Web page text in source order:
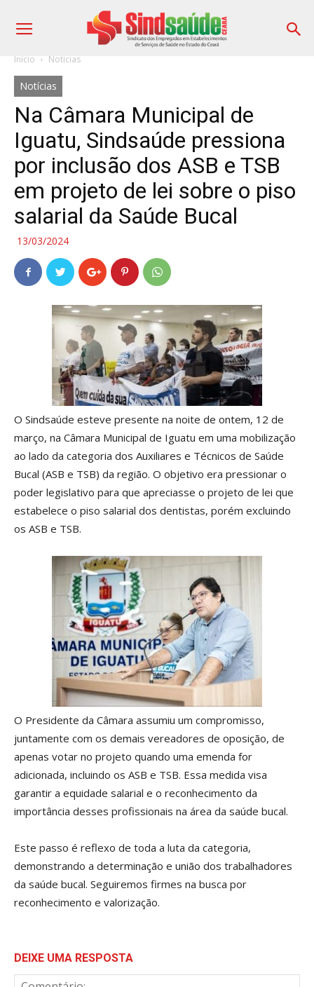
Início Notícias
Notícias
Na Câmara Municipal de
Iguatu, Sindsaúde pressiona
por inclusão dos ASB e TSB
em projeto de lei sobre o piso
salarial da Saúde Bucal
13/03/2024
O Sindsaúde esteve presente na noite de ontem, 12 de
março, na Câmara Municipal de Iguatu em uma mobilização
ao lado da categoria dos Auxiliares e Técnicos de Saúde
Bucal (ASB e TSB) da região. O objetivo era pressionar o
poder legislativo para que apreciasse o projeto de lei que
estabelece o piso salarial dos dentistas, porém excluindo
os ASB e TSB.
O Presidente da Câmara assumiu um compromisso,
juntamente com os demais vereadores de oposição, de
apenas votar no projeto quando uma emenda for
adicionada, incluindo os ASB e TSB. Essa medida visa
garantir a equidade salarial e o reconhecimento da
importância desses profissionais na área da saúde bucal.
Este passo é reflexo de toda a luta da categoria,
demonstrando a determinação e união dos trabalhadores
da saúde bucal. Seguiremos firmes na busca por
reconhecimento e valorização.
DEIXE UMA RESPOSTA